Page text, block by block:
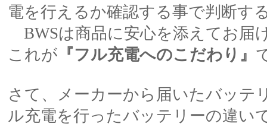
電を行えるか確認する事で判断す
BWSは商品に安心を添えてお届
これが 『フル充電へのこだわり』
さて、メーカーから届いたバッテ
ル充電を行ったバッテリーの違